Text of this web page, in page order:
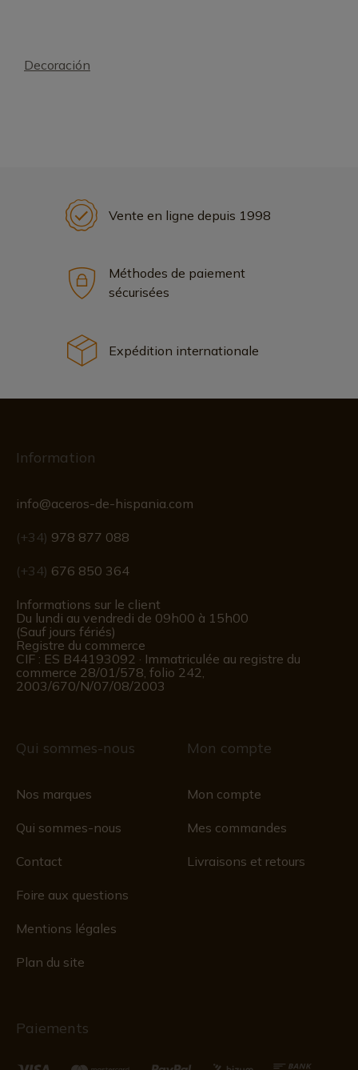
Decoración
Vente en ligne depuis 1998
Méthodes de paiement
sécurisées
Expédition internationale
Information
info@aceros-de-hispania.com
(+34) 978 877 088
(+34) 676 850 364
Informations sur le client
Du lundi au vendredi de 09h00 à 15h00
(Sauf jours fériés)
Registre du commerce
CIF : ES B44193092 · Immatriculée au registre du
commerce 28/01/578, folio 242,
2003/670/N/07/08/2003
Qui sommes-nous
Nos marques
Qui sommes-nous
Contact
Foire aux questions
Mentions légales
Plan du site
Mon compte
Mon compte
Mes commandes
Livraisons et retours
Paiements